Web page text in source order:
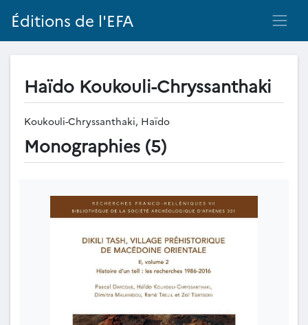
Éditions de l'EFA
Haïdo Koukouli-Chryssanthaki
Koukouli-Chryssanthaki, Haïdo
Monographies (5)